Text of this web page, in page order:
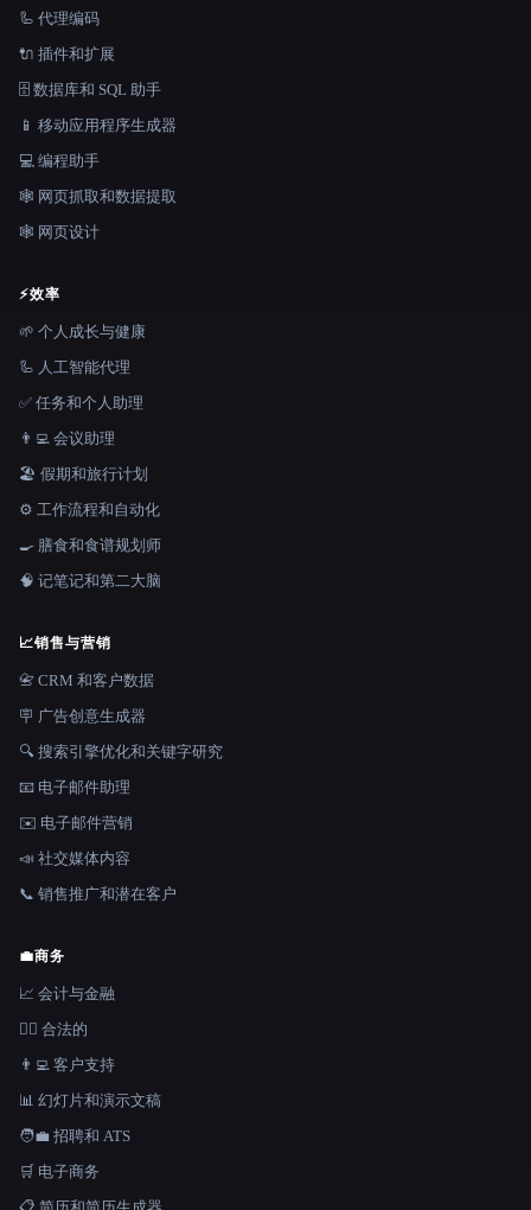
🦾 代理编码
🔌 插件和扩展
🗄️ 数据库和 SQL 助手
📱 移动应用程序生成器
💻 编程助手
🕸️ 网页抓取和数据提取
🕸 网页设计
⚡效率
🌱 个人成长与健康
🦾 人工智能代理
✅ 任务和个人助理
👨‍💻 会议助理
🏖 假期和旅行计划
⚙️ 工作流程和自动化
🍳 膳食和食谱规划师
🧠 记笔记和第二大脑
📈销售与营销
📇 CRM 和客户数据
🪧 广告创意生成器
🔍 搜索引擎优化和关键字研究
📧 电子邮件助理
✉️ 电子邮件营销
📣 社交媒体内容
📞 销售推广和潜在客户
💼商务
📈 会计与金融
👩‍⚖️ 合法的
👨‍💻 客户支持
📊 幻灯片和演示文稿
🧑‍💼 招聘和 ATS
🛒 电子商务